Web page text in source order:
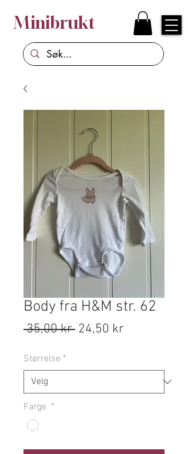
Minibrukt
Body fra H&M str. 62
35,00 kr Vanlig
24,50 kr
Størrelse *
Farge *